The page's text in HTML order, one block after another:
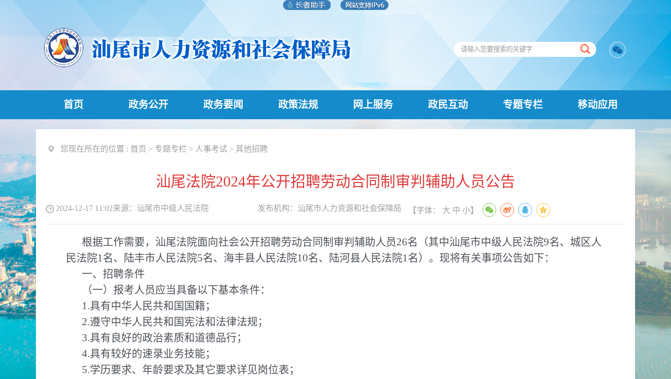
首页 政务公开 政务要闻 政策法规 网上服务 政民互动 专题专栏 移动应用
您现在所在的位置 : 首页 > 专题专栏 > 人事考试 > 其他招聘
汕尾法院2024年公开招聘劳动合同制审判辅助人员公告
2024-12-17 11:02来源： 汕尾市中级人民法院 发布机构： 汕尾市人力资源和社会保障局 【字体： 大 中 小】
根据工作需要，汕尾法院面向社会公开招聘劳动合同制审判辅助人员26名（其中汕尾市中级人民法院9名、城区人
民法院1名、陆丰市人民法院5名、海丰县人民法院10名、陆河县人民法院1名）。现将有关事项公告如下：
一、招聘条件
（一）报考人员应当具备以下基本条件：
1.具有中华人民共和国国籍；
2.遵守中华人民共和国宪法和法律法规；
3.具有良好的政治素质和道德品行；
4.具有较好的速录业务技能；
5.学历要求、年龄要求及其它要求详见岗位表；